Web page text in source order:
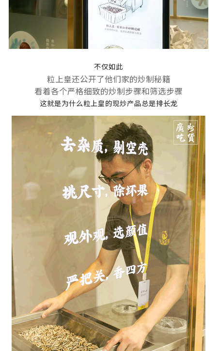
不仅如此
粒上皇还公开了他们家的炒制秘籍
看着各个严格细致的炒制步骤和筛选步骤
这就是为什么粒上皇的现炒产品总是排长龙